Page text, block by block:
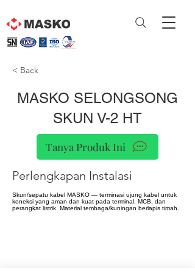
< Back
MASKO SELONGSONG
SKUN V-2 HT
Tanya Produk Ini
Perlengkapan Instalasi
Skun/sepatu kabel MASKO — terminasi ujung kabel untuk
koneksi yang aman dan kuat pada terminal, MCB, dan
perangkat listrik. Material tembaga/kuningan berlapis timah.